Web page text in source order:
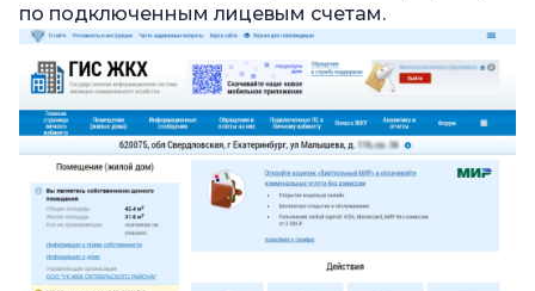
по подключенным лицевым счетам.